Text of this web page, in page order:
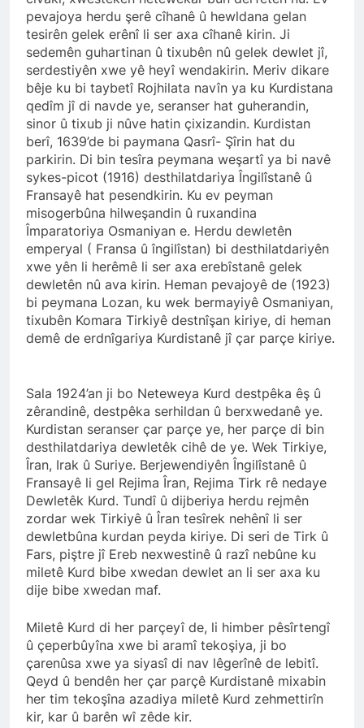
HAK-PAR’lı gençler bildiri
dağıttı. Ağrı’da HAK-PAR’lı
Alper yıldız ve Berkay Nurçin
öncülüğünde gençler, 19
Mart 2024 tarihinde, kent
merkezinde Parti bildirilerini
dağıttılar.
2 Yıl Ago
HAK-PAR İstanbul il
örgütü, ‘Halepçe
Soykırımını
unutmayacağız!’
2 Yıl Ago
HALEPÇE ŞEHİTLERİ HAK-
PAR DİYARBAKIR İL
ÖRGÜTÜNDE ANILDI
2 Yıl Ago
EM ŞEHÎDÊN KOMKUJIYA
HELEBÇÊ BI RÊZDARÎ BI
BÎRTÎNIN, HALEPÇE
SOYKIRIMI ŞEHİTLERİNİ
SAYGIYLA ANIYORUZ
2 Yıl Ago
Hak ve Özgürlükler Partisi
Diyarbakır’ın ilçelerinde
seçim çalışmalarını
sürdürüyor.
2 Yıl Ago
HAK-PAR Silvan, Bismil
ve Çınar ilçelerinde
2 Yıl Ago
HAK-PAR Başkanlık Kurulu;
başkanlık kurulu 9 Mart 2024
tarihinde Diyarbakır’da
toplanarak gündemindeki
konuları görüştü ve aşağıdaki
bildiriyi kamuoyu le
paylaşmayı kararlaştırdı.
HAK-PAR Ankara Kadın
komisyonu, 8 Mart Dünya
kadınlar Günü’nü HAK-PAR
Genel merkezin de
düzenledikleri Kürtçe ve
Türķçe basın açıklamasıyla
kutladı.
2 Yıl Ago
BASINA VE KAMUOYUNA
İnsanlık tarihi aynı
zamanda yaşanan
eşitsizliklere karşı verilen
mücadele tarihidir.
2 Yıl Ago
HAK-PAR İstanbul
Büyükşehir belediye başkan
adayı Mustafa Aytaş,
Nûbihar Yayınevini ve
PWK’yi ziyaret etti.
2 Yıl Ago
HAK-PAR İstanbul
Büyükşehir belediye
belediye başkan adayları
propaganda çalışmalarına
hız verdi
2 Yıl Ago
Partiya Saadetê bi şandekî
li Diyarbekirê serdana
Partiya Maf û Azadiyan
HAK-PARê kir.
2 Yıl Ago
Genel başkan yardımcısı
pevajoya herdu şerê cîhanê û hewldana gelan
tesirên gelek erênî li ser axa cîhanê kirin. Ji
sedemên guhartinan û tixubên nû gelek dewlet jî,
serdestiyên xwe yê heyî wendakirin. Meriv dikare
bêje ku bi taybetî Rojhilata navîn ya ku Kurdistana
qedîm jî di navde ye, seranser hat guherandin,
sinor û tixub ji nûve hatin çixizandin. Kurdistan
berî, 1639’de bi paymana Qasrî- Şîrin hat du
parkirin. Di bin tesîra peymana weşartî ya bi navê
sykes-picot (1916) desthilatdariya Îngilîstanê û
Fransayê hat pesendkirin. Ku ev peyman
misogerbûna hilweşandin û ruxandina
Împaratoriya Osmaniyan e. Herdu dewletên
emperyal ( Fransa û îngilîstan) bi desthilatdariyên
xwe yên li herêmê li ser axa erebîstanê gelek
dewletên nû ava kirin. Heman pevajoyê de (1923)
bi peymana Lozan, ku wek bermayiyê Osmaniyan,
tixubên Komara Tirkiyê destnîşan kiriye, di heman
demê de erdnîgariya Kurdistanê jî çar parçe kiriye.
Sala 1924’an ji bo Neteweya Kurd destpêka êş û
zêrandinê, destpêka serhildan û berxwedanê ye.
Kurdistan seranser çar parçe ye, her parçe di bin
desthilatdariya dewletêk cihê de ye. Wek Tirkiye,
Îran, Irak û Suriye. Berjewendiyên Îngilîstanê û
Fransayê li gel Rejima Îran, Rejima Tirk rê nedaye
Dewletêk Kurd. Tundî û dijberiya herdu rejmên
zordar wek Tirkiyê û Îran tesîrek nehênî li ser
dewletbûna kurdan peyda kiriye. Di seri de Tirk û
Fars, piştre jî Ereb nexwestinê û razî nebûne ku
miletê Kurd bibe xwedan dewlet an li ser axa ku
dije bibe xwedan maf.
Miletê Kurd di her parçeyî de, li himber pêsîrtengî
û çeperbûyîna xwe bi aramî tekoşiya, ji bo
çarenûsa xwe ya siyasî di nav lêgerînê de lebitî.
Qeyd û bendên her çar parçê Kurdistanê mixabin
her tim tekoşîna azadiya miletê Kurd zehmettirîn
kir, kar û barên wî zêde kir.